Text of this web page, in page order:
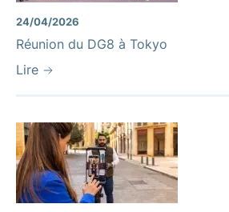
24/04/2026
Réunion du DG8 à Tokyo
Lire